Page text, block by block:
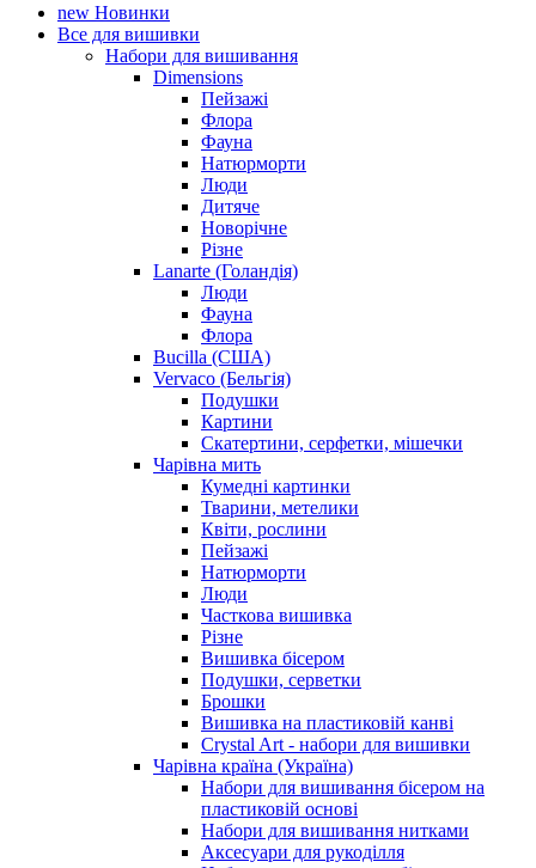
new Новинки
Все для вишивки
Набори для вишивання
Dimensions
Пейзажі
Флора
Фауна
Натюрморти
Люди
Дитяче
Новорічне
Різне
Lanarte (Голандія)
Люди
Фауна
Флора
Bucilla (США)
Vervaco (Бельгія)
Подушки
Картини
Скатертини, серфетки, мішечки
Чарiвна мить
Кумедні картинки
Тварини, метелики
Квіти, рослини
Пейзажі
Натюрморти
Люди
Часткова вишивка
Різне
Вишивка бісером
Подушки, серветки
Брошки
Вишивка на пластиковій канві
Crystal Art - набори для вишивки
Чарівна країна (Україна)
Набори для вишивання бісером на
пластиковій основі
Набори для вишивання нитками
Аксесуари для рукоділля